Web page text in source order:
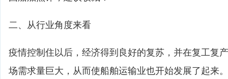
二、从行业角度来看
疫情控制住以后，经济得到良好的复苏，并在复工复
场需求量巨大，从而使船舶运输业也开始发展了起来